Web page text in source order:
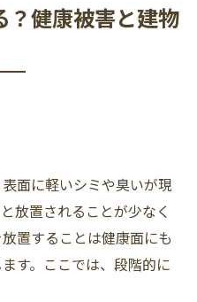
？健康被害と建物
面に軽いシミや臭いが現
放置されることが少なく
置することは健康面にも
す。ここでは、段階的に